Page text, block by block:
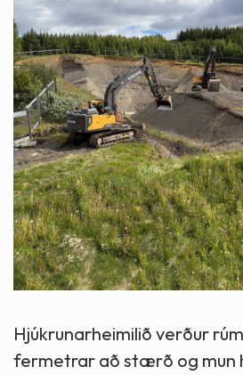
Hjúkrunarheimilið verður
fermetrar að stærð og mun